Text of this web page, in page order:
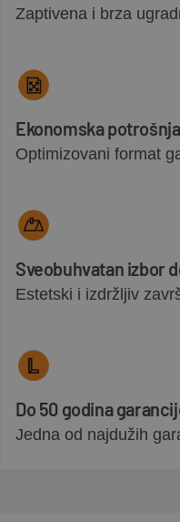
Zaptivena i brza
Ekonomska potrošnja
Optimizovani format
Sveobuhvatan izbor
Estetski i izdržljiv
Do 50 godina
Jedna od najdužih